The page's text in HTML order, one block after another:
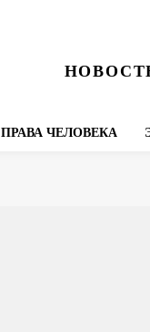
ПРАВА ЧЕЛОВЕКА